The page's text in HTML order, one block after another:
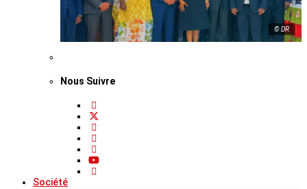
© DR
Nous Suivre
Société